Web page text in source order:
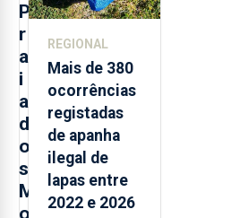
P
r
a
i
a
d
o
s
M
o
REGIONAL
Mais de 380
ocorrências
registadas
de apanha
ilegal de
lapas entre
2022 e 2026